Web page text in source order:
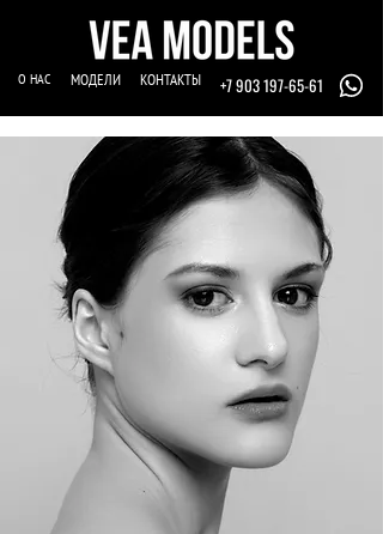
О НАС МОДЕЛИ КОНТАКТЫ +7 903 197-65-61